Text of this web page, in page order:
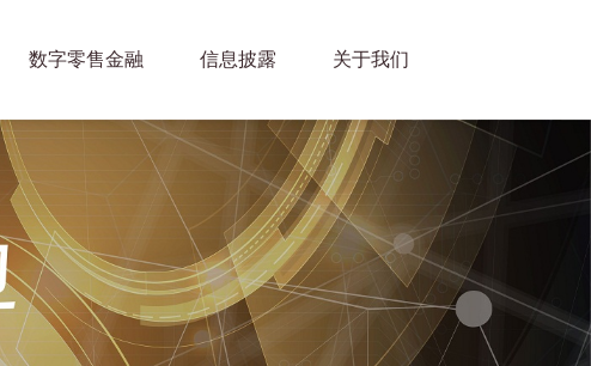
数字零售金融 信息披露 关于我们